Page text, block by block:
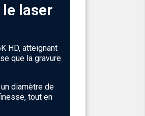
laser
HD, atteignant
que la gravure
diamètre de
tout en